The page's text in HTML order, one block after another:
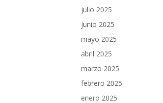
julio 2025
junio 2025
mayo 2025
abril 2025
marzo 2025
febrero 2025
enero 2025